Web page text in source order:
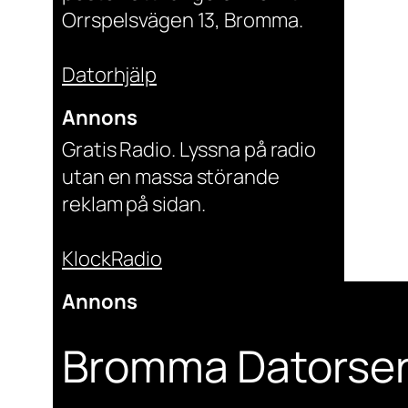
Orrspelsvägen 13, Bromma.
Datorhjälp
Annons
Gratis Radio. Lyssna på radio
utan en massa störande
reklam på sidan.
KlockRadio
Annons
Bromma